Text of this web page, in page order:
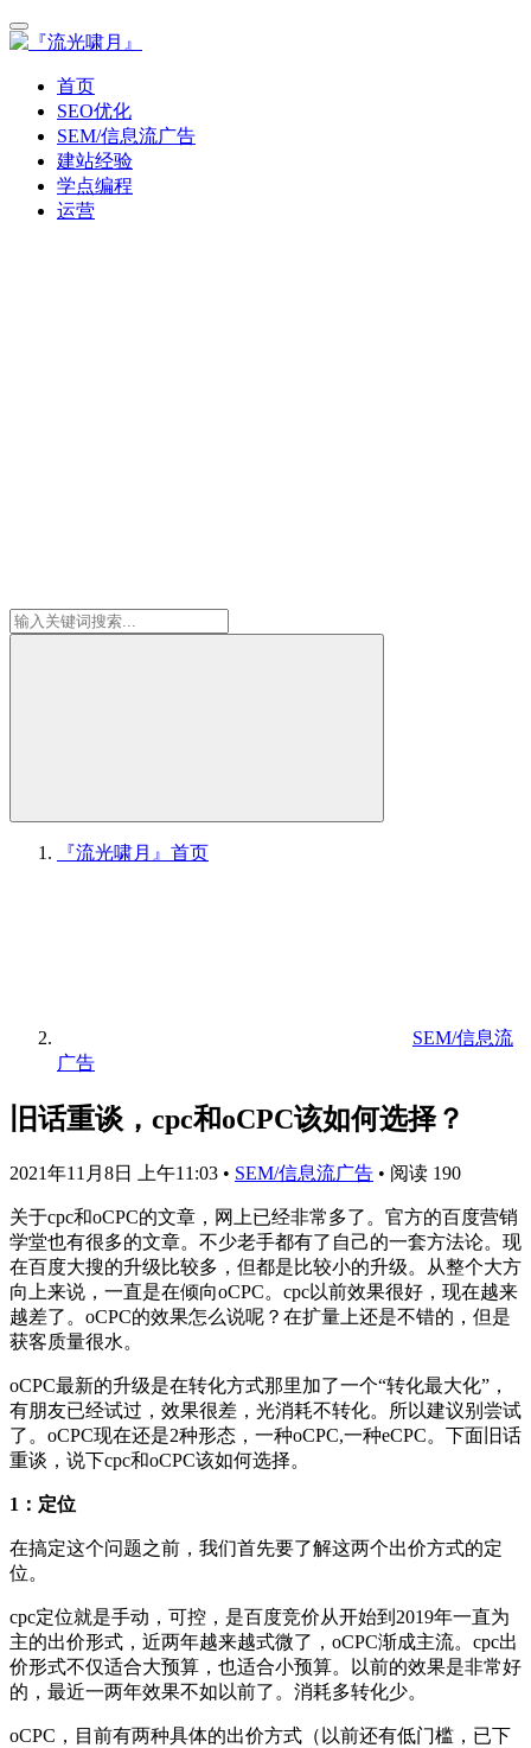
首页
SEO优化
SEM/信息流广告
建站经验
学点编程
运营
『流光啸月』 首页
SEM/信息流
广告
旧话重谈，cpc和oCPC该如何选择？
2021年11月8日 上午11:03 • SEM/信息流广告 • 阅读 190
关于cpc和oCPC的文章，网上已经非常多了。官方的百度营销
学堂也有很多的文章。不少老手都有了自己的一套方法论。现
在百度大搜的升级比较多，但都是比较小的升级。从整个大方
向上来说，一直是在倾向oCPC。cpc以前效果很好，现在越来
越差了。oCPC的效果怎么说呢？在扩量上还是不错的，但是
获客质量很水。
oCPC最新的升级是在转化方式那里加了一个“转化最大化”，
有朋友已经试过，效果很差，光消耗不转化。所以建议别尝试
了。oCPC现在还是2种形态，一种oCPC,一种eCPC。下面旧话
重谈，说下cpc和oCPC该如何选择。
1：定位
在搞定这个问题之前，我们首先要了解这两个出价方式的定
位。
cpc定位就是手动，可控，是百度竞价从开始到2019年一直为
主的出价形式，近两年越来越式微了，oCPC渐成主流。cpc出
价形式不仅适合大预算，也适合小预算。以前的效果是非常好
的，最近一两年效果不如以前了。消耗多转化少。
oCPC，目前有两种具体的出价方式（以前还有低门槛，已下